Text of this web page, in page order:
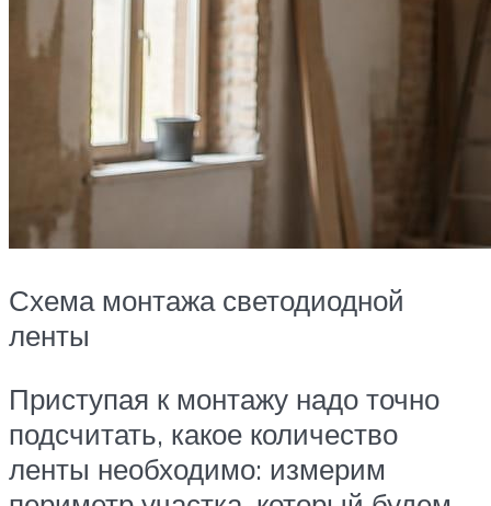
Схема монтажа светодиодной
ленты
Приступая к монтажу надо точно
подсчитать, какое количество
ленты необходимо: измерим